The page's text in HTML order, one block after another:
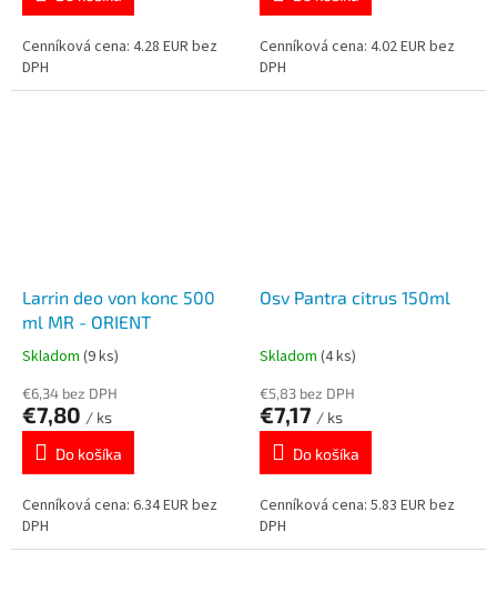
Cenníková cena: 4.28 EUR bez
DPH
Cenníková cena: 4.02 EUR bez
DPH
Larrin deo von konc 500
ml MR - ORIENT
Skladom (9 ks)
€6,34 bez DPH
€7,80 / ks
Do košíka
Cenníková cena: 6.34 EUR bez
DPH
Osv Pantra citrus 150ml
Skladom (4 ks)
€5,83 bez DPH
€7,17 / ks
Do košíka
Cenníková cena: 5.83 EUR bez
DPH